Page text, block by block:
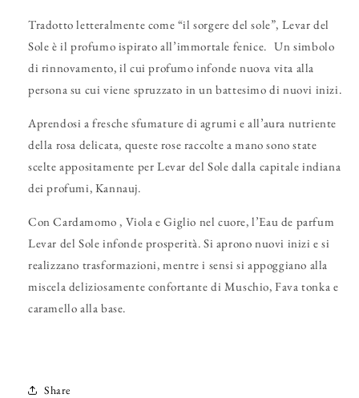
Tradotto letteralmente come “il sorgere del sole”, Levar del
Sole è il profumo ispirato all’immortale fenice. Un simbolo
di rinnovamento, il cui profumo infonde nuova vita alla
persona su cui viene spruzzato in un battesimo di nuovi inizi.
Aprendosi a fresche sfumature di agrumi e all’aura nutriente
della rosa delicata, queste rose raccolte a mano sono state
scelte appositamente per Levar del Sole dalla capitale indiana
dei profumi, Kannauj.
Con Cardamomo , Viola e Giglio nel cuore, l’Eau de parfum
Levar del Sole infonde prosperità. Si aprono nuovi inizi e si
realizzano trasformazioni, mentre i sensi si appoggiano alla
miscela deliziosamente confortante di Muschio, Fava tonka e
caramello alla base.
Share